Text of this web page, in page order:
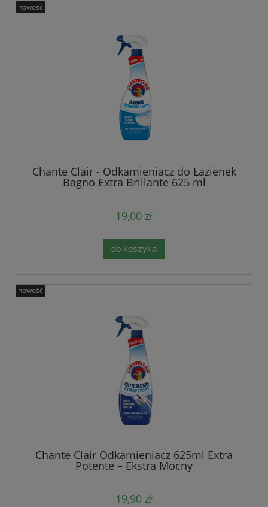
Chante Clair - Odkamieniacz do Łazienek
Bagno Extra Brillante 625 ml
19,00 zł
do koszyka
nowość
Chante Clair Odkamieniacz 625ml Extra
Potente – Ekstra Mocny
19,90 zł
nowość